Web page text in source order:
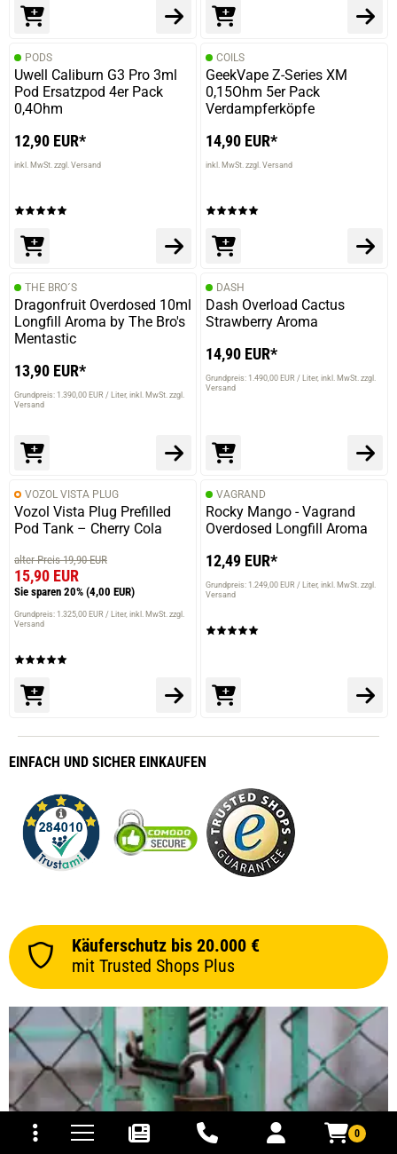
0
und Versandkosten
PODS
Uwell Caliburn G3 Pro 3ml
Pod Ersatzpod 4er Pack
0,4Ohm
12,90 EUR*
inkl. MwSt. zzgl. Versand
COILS
GeekVape Z-Series XM
0,15Ohm 5er Pack
Verdampferköpfe
14,90 EUR*
inkl. MwSt. zzgl. Versand
THE BRO´S
Dragonfruit Overdosed 10ml
Longfill Aroma by The Bro's
Mentastic
13,90 EUR*
Grundpreis: 1.390,00 EUR / Liter inkl. MwSt. zzgl.
Versand
DASH
Dash Overload Cactus
Strawberry Aroma
14,90 EUR*
Grundpreis: 1.490,00 EUR / Liter inkl. MwSt. zzgl.
Versand
VOZOL VISTA PLUG
Vozol Vista Plug Prefilled
Pod Tank – Cherry Cola
alter Preis 19,90 EUR
15,90 EUR
Sie sparen 20% (4,00 EUR)
Grundpreis: 1.325,00 EUR / Liter inkl. MwSt. zzgl.
Versand
VAGRAND
Rocky Mango - Vagrand
Overdosed Longfill Aroma
12,49 EUR*
Grundpreis: 1.249,00 EUR / Liter inkl. MwSt. zzgl.
Versand
EINFACH UND SICHER EINKAUFEN
Käuferschutz bis 20.000 €
mit Trusted Shops Plus